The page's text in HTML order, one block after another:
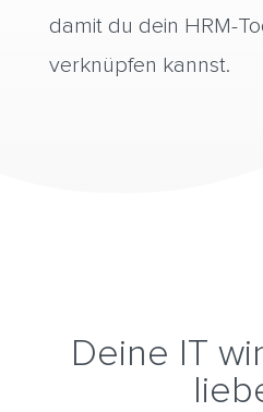
damit du dein HRM-
verknüpfen kannst.
Deine IT